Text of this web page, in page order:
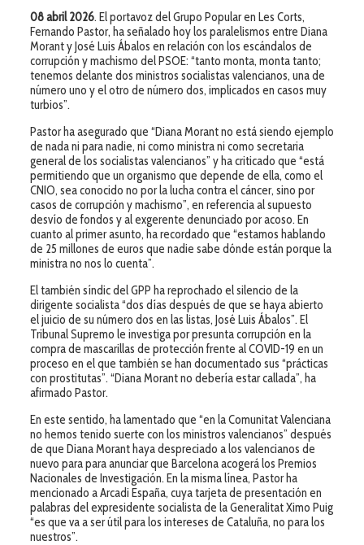
08 abril 2026. El portavoz del Grupo Popular en Les Corts,
Fernando Pastor, ha señalado hoy los paralelismos entre Diana
Morant y José Luis Ábalos en relación con los escándalos de
corrupción y machismo del PSOE: “tanto monta, monta tanto;
tenemos delante dos ministros socialistas valencianos, una de
número uno y el otro de número dos, implicados en casos muy
turbios”.
Pastor ha asegurado que “Diana Morant no está siendo ejemplo
de nada ni para nadie, ni como ministra ni como secretaria
general de los socialistas valencianos” y ha criticado que “está
permitiendo que un organismo que depende de ella, como el
CNIO, sea conocido no por la lucha contra el cáncer, sino por
casos de corrupción y machismo”, en referencia al supuesto
desvío de fondos y al exgerente denunciado por acoso. En
cuanto al primer asunto, ha recordado que “estamos hablando
de 25 millones de euros que nadie sabe dónde están porque la
ministra no nos lo cuenta”.
El también síndic del GPP ha reprochado el silencio de la
dirigente socialista “dos días después de que se haya abierto
el juicio de su número dos en las listas, José Luis Ábalos”. El
Tribunal Supremo le investiga por presunta corrupción en la
compra de mascarillas de protección frente al COVID-19 en un
proceso en el que también se han documentado sus “prácticas
con prostitutas”. “Diana Morant no debería estar callada”, ha
afirmado Pastor.
En este sentido, ha lamentado que “en la Comunitat Valenciana
no hemos tenido suerte con los ministros valencianos” después
de que Diana Morant haya despreciado a los valencianos de
nuevo para para anunciar que Barcelona acogerá los Premios
Nacionales de Investigación. En la misma línea, Pastor ha
mencionado a Arcadi España, cuya tarjeta de presentación en
palabras del expresidente socialista de la Generalitat Ximo Puig
“es que va a ser útil para los intereses de Cataluña, no para los
nuestros”.